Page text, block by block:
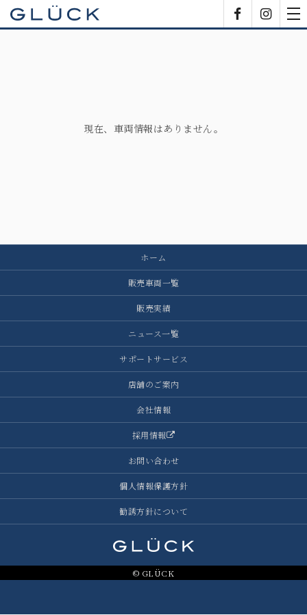
現在、車両情報はありません。
ホーム
販売車両一覧
販売実績
ニュース一覧
サポートサービス
店舗のご案内
会社情報
採用情報
お問い合わせ
個人情報保護方針
勧誘方針について
© GLÜCK